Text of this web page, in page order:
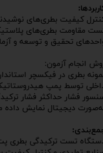
کیفیت بطری‌های
مقاومت بطری‌های
تحقیق و توسعه و
انجام آزمون:
بطری در فیکسچر
توسط پمپ
فشار حداکثر فشار
دیجیتال نمایش